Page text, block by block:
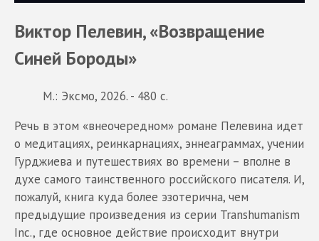
Виктор Пелевин, «Возвращение
Синей Бороды»
М.: Эксмо, 2026. - 480 с.
Речь в этом «внеочередном» романе Пелевина идет
о медитациях, реинкарнациях, эннеаграммах, учении
Гурджиева и путешествиях во времени – вполне в
духе самого таинственного российского писателя. И,
пожалуй, книга куда более эзотерична, чем
предыдущие произведения из серии Transhumanism
Inc., где основное действие происходит внутри